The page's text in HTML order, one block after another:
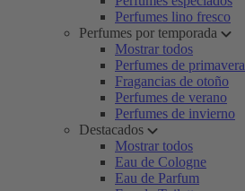
Perfumes lino fresco
Perfumes por temporada
Mostrar todos
Perfumes de primavera
Fragancias de otoño
Perfumes de verano
Perfumes de invierno
Destacados
Mostrar todos
Eau de Cologne
Eau de Parfum